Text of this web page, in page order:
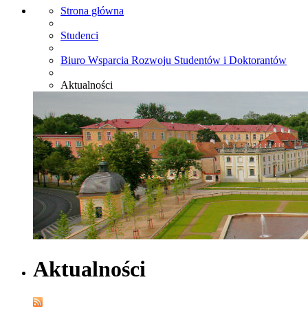
Strona główna
Studenci
Biuro Wsparcia Rozwoju Studentów i Doktorantów
Aktualności
Aktualności